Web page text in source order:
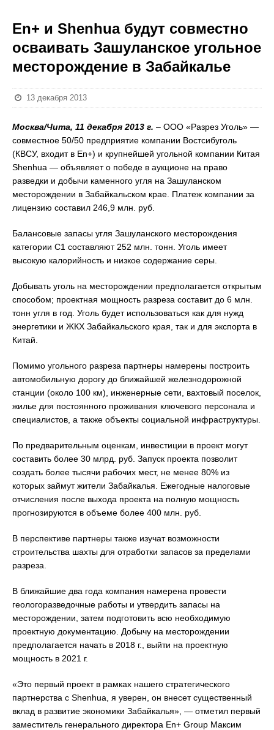
En+ и Shenhua будут совместно
осваивать Зашуланское угольное
месторождение в Забайкалье
13 декабря 2013
Москва/Чита, 11 декабря 2013 г. – ООО «Разрез Уголь» —
совместное 50/50 предприятие компании Востсибуголь
(КВСУ, входит в En+) и крупнейшей угольной компании Китая
Shenhua — объявляет о победе в аукционе на право
разведки и добычи каменного угля на Зашуланском
месторождении в Забайкальском крае. Платеж компании за
лицензию составил 246,9 млн. руб.
Балансовые запасы угля Зашуланского месторождения
категории C1 составляют 252 млн. тонн. Уголь имеет
высокую калорийность и низкое содержание серы.
Добывать уголь на месторождении предполагается открытым
способом; проектная мощность разреза составит до 6 млн.
тонн угля в год. Уголь будет использоваться как для нужд
энергетики и ЖКХ Забайкальского края, так и для экспорта в
Китай.
Помимо угольного разреза партнеры намерены построить
автомобильную дорогу до ближайшей железнодорожной
станции (около 100 км), инженерные сети, вахтовый поселок,
жилье для постоянного проживания ключевого персонала и
специалистов, а также объекты социальной инфраструктуры.
По предварительным оценкам, инвестиции в проект могут
составить более 30 млрд. руб. Запуск проекта позволит
создать более тысячи рабочих мест, не менее 80% из
которых займут жители Забайкалья. Ежегодные налоговые
отчисления после выхода проекта на полную мощность
прогнозируются в объеме более 400 млн. руб.
В перспективе партнеры также изучат возможности
строительства шахты для отработки запасов за пределами
разреза.
В ближайшие два года компания намерена провести
геологоразведочные работы и утвердить запасы на
месторождении, затем подготовить всю необходимую
проектную документацию. Добычу на месторождении
предполагается начать в 2018 г., выйти на проектную
мощность в 2021 г.
«Это первый проект в рамках нашего стратегического
партнерства с Shenhua, я уверен, он внесет существенный
вклад в развитие экономики Забайкалья», — отметил первый
заместитель генерального директора En+ Group Максим